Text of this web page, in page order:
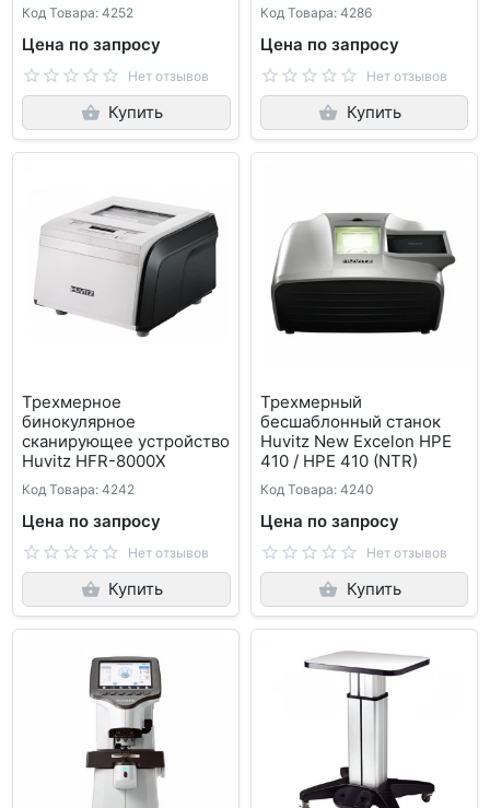
Код Товара: 4252
Цена по запросу
Нет отзывов
Купить
Код Товара: 4286
Цена по запросу
Нет отзывов
Купить
Трехмерное
бинокулярное
сканирующее устройство
Huvitz HFR-8000X
Код Товара: 4242
Цена по запросу
Нет отзывов
Купить
Трехмерный
бесшаблонный станок
Huvitz New Excelon HPE
410 / HPE 410 (NTR)
Код Товара: 4240
Цена по запросу
Нет отзывов
Купить